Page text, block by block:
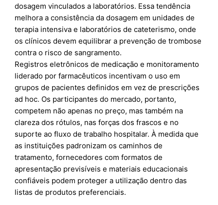
dosagem vinculados a laboratórios. Essa tendência
melhora a consistência da dosagem em unidades de
terapia intensiva e laboratórios de cateterismo, onde
os clínicos devem equilibrar a prevenção de trombose
contra o risco de sangramento.
Registros eletrônicos de medicação e monitoramento
liderado por farmacêuticos incentivam o uso em
grupos de pacientes definidos em vez de prescrições
ad hoc. Os participantes do mercado, portanto,
competem não apenas no preço, mas também na
clareza dos rótulos, nas forças dos frascos e no
suporte ao fluxo de trabalho hospitalar. À medida que
as instituições padronizam os caminhos de
tratamento, fornecedores com formatos de
apresentação previsíveis e materiais educacionais
confiáveis podem proteger a utilização dentro das
listas de produtos preferenciais.